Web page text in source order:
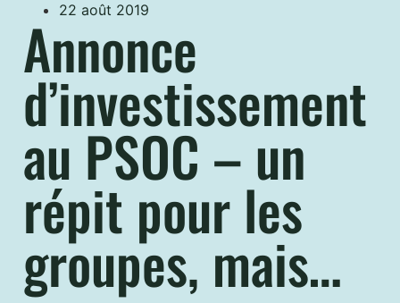
22 août 2019
Annonce
d’investissement
au PSOC – un
répit pour les
groupes, mais…